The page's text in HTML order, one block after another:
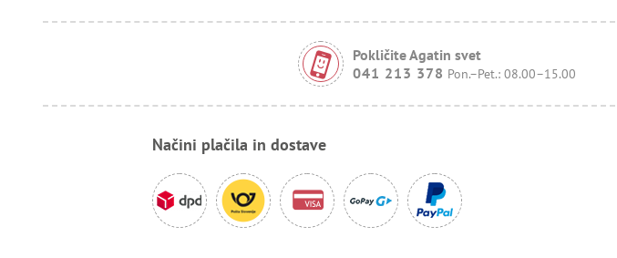
Pokličite Agatin svet
041 213 378 Pon.–Pet.: 08.00–15.00
Načini plačila in dostave